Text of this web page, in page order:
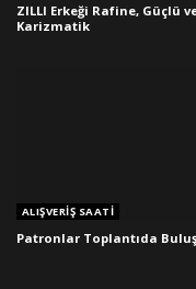
ZILLI Erkeği Rafine, Güçlü
Karizmatik
ALIŞVERIŞ SAATI
Patronlar Toplantıda